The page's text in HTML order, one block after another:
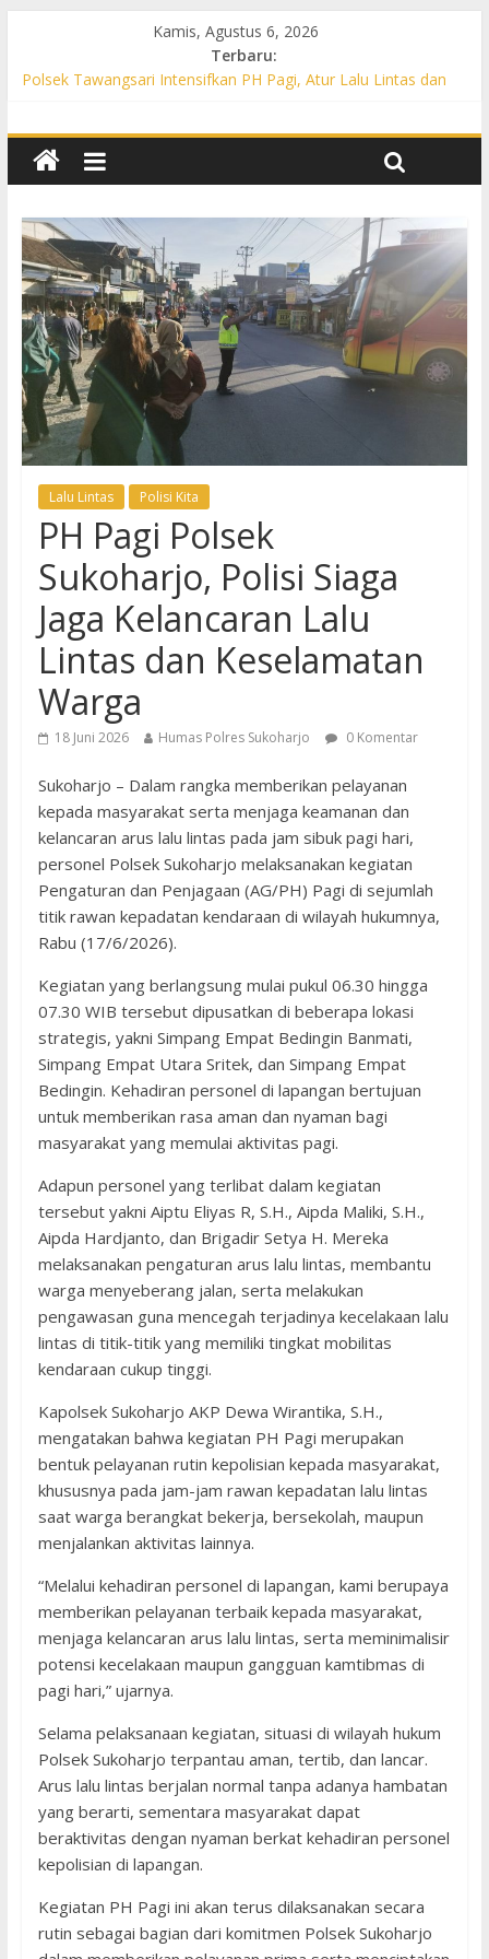
Kamis, Agustus 6, 2026
Terbaru:
Polsek Tawangsari Intensifkan PH Pagi, Atur Lalu Lintas dan
Tekankan Disiplin dan Pelayanan Gratis untuk Masyarakat
Patroli Preventif, Polsek Mojolaban Edukasi Warga Cegah
Polsek Nguter Intensifkan PH Pagi, Bantu Penyeberangan
Warga dan Cegah Kecelakaan Lalu Lintas
Polsek Gatak Intensifkan PH Pagi di Titik Rawan, Berikan Rasa
Aman bagi Pengguna Jalan
Lalu Lintas Polisi Kita
PH Pagi Polsek
Sukoharjo, Polisi Siaga
Jaga Kelancaran Lalu
Lintas dan Keselamatan
Warga
18 Juni 2026 Humas Polres Sukoharjo 0 Komentar
Sukoharjo – Dalam rangka memberikan pelayanan
kepada masyarakat serta menjaga keamanan dan
kelancaran arus lalu lintas pada jam sibuk pagi hari,
personel Polsek Sukoharjo melaksanakan kegiatan
Pengaturan dan Penjagaan (AG/PH) Pagi di sejumlah
titik rawan kepadatan kendaraan di wilayah hukumnya,
Rabu (17/6/2026).
Kegiatan yang berlangsung mulai pukul 06.30 hingga
07.30 WIB tersebut dipusatkan di beberapa lokasi
strategis, yakni Simpang Empat Bedingin Banmati,
Simpang Empat Utara Sritek, dan Simpang Empat
Bedingin. Kehadiran personel di lapangan bertujuan
untuk memberikan rasa aman dan nyaman bagi
masyarakat yang memulai aktivitas pagi.
Adapun personel yang terlibat dalam kegiatan
tersebut yakni Aiptu Eliyas R, S.H., Aipda Maliki, S.H.,
Aipda Hardjanto, dan Brigadir Setya H. Mereka
melaksanakan pengaturan arus lalu lintas, membantu
warga menyeberang jalan, serta melakukan
pengawasan guna mencegah terjadinya kecelakaan lalu
lintas di titik-titik yang memiliki tingkat mobilitas
kendaraan cukup tinggi.
Kapolsek Sukoharjo AKP Dewa Wirantika, S.H.,
mengatakan bahwa kegiatan PH Pagi merupakan
bentuk pelayanan rutin kepolisian kepada masyarakat,
khususnya pada jam-jam rawan kepadatan lalu lintas
saat warga berangkat bekerja, bersekolah, maupun
menjalankan aktivitas lainnya.
“Melalui kehadiran personel di lapangan, kami berupaya
memberikan pelayanan terbaik kepada masyarakat,
menjaga kelancaran arus lalu lintas, serta meminimalisir
potensi kecelakaan maupun gangguan kamtibmas di
pagi hari,” ujarnya.
Selama pelaksanaan kegiatan, situasi di wilayah hukum
Polsek Sukoharjo terpantau aman, tertib, dan lancar.
Arus lalu lintas berjalan normal tanpa adanya hambatan
yang berarti, sementara masyarakat dapat
beraktivitas dengan nyaman berkat kehadiran personel
kepolisian di lapangan.
Kegiatan PH Pagi ini akan terus dilaksanakan secara
rutin sebagai bagian dari komitmen Polsek Sukoharjo